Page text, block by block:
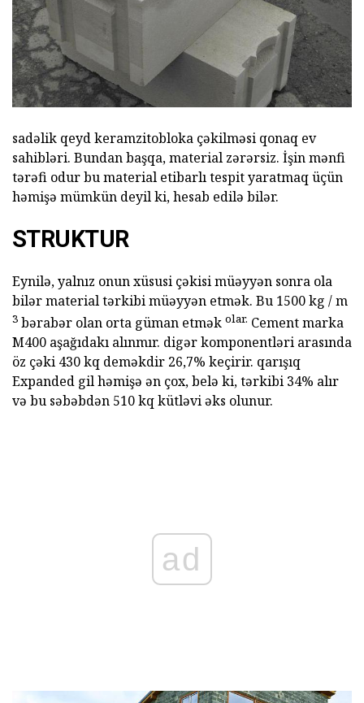
sadəlik qeyd keramzitobloka çəkilməsi qonaq ev
sahibləri. Bundan başqa, material zərərsiz. İşin mənfi
tərəfi odur bu material etibarlı tespit yaratmaq üçün
həmişə mümkün deyil ki, hesab edilə bilər.
STRUKTUR
Eynilə, yalnız onun xüsusi çəkisi müəyyən sonra ola
bilər material tərkibi müəyyən etmək. Bu 1500 kg / m
3 bərabər olan orta güman etmək olar. Cement marka
M400 aşağıdakı alınmır. digər komponentləri arasında
öz çəki 430 kq deməkdir 26,7% keçirir. qarışıq
Expanded gil həmişə ən çox, belə ki, tərkibi 34% alır
və bu səbəbdən 510 kq kütləvi əks olunur.
ad